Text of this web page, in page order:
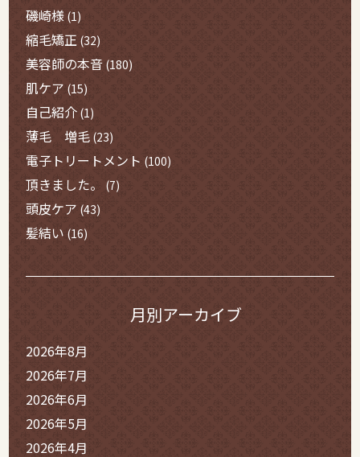
磯崎様 (1)
縮毛矯正 (32)
美容師の本音 (180)
肌ケア (15)
自己紹介 (1)
薄毛 増毛 (23)
電子トリートメント (100)
頂きました。 (7)
頭皮ケア (43)
髪結い (16)
月別アーカイブ
2026年8月
2026年7月
2026年6月
2026年5月
2026年4月